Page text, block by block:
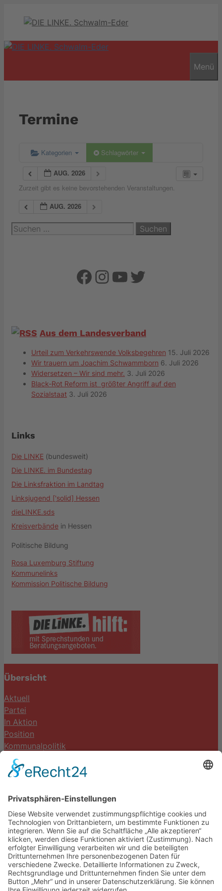
Menü
Termine
Kategorien Schlagwörter
AUG. 2026
Zurzeit gibt es keine bevorstehenden Veranstaltungen.
AUG. 2026
Suchen
nach:
Facebook
Instagram
YouTube
Twitter
Aus dem Landesverband
Urteil zum Verkehrswende Volksbegehren 15. Juli 2026
Wir trauern um Joachim Schwammborn 6. Juli 2026
Widersetzen – Wir sind mehr. 3. Juli 2026
Black-Rot Reform ist größter Angriff auf den
Sozialstaat 3. Juli 2026
Links
Die LINKE (bundesweit)
Die LINKE. im Bundestag
Die Linksfraktion im Landtag
Linksjugend ['solid] Hessen
dieLINKE.sds
Kreisverbände in Hessen
Politische Bildung
Rosa Luxemburg Stiftung
Kommunelinks
Kommission Politische Bildung
Übersicht
Aktuell
Partei
In Aktion
Position
Kommunalpolitik
Termine
DIE LINKE. Schwalm-Eder
Steingasse 5
34613 Schwalmstadt
Tel.06691 8077899
info@die-linke-schwalm-eder.de